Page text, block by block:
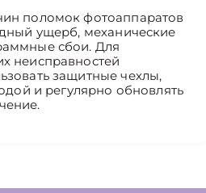
поломок фотоаппаратов
ущерб, механические
сбои. Для
неисправностей
защитные чехлы,
и регулярно обновлять